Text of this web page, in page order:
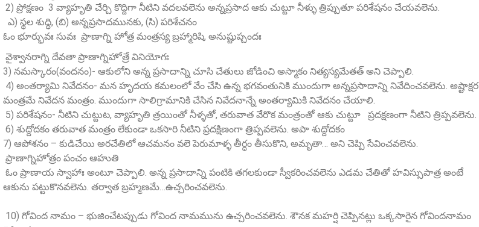
2) ప్రోక్షణం 3 వ్యాహృతి చేర్చి కొద్దిగా నీటిని వదలవలెను అన్నప్రసాద ఆకు చుట్టూ నీళ్ళు త్రిప్పుతూ పరిశేషనం చేయవలెను.
ఎ) స్థల శుద్ధి, (బి) అన్నప్రసాదమునకు, (సి) పరిశేచనం
ఓం భూర్భువః సువః ప్రాణాగ్ని హోత్ర మంత్రస్య బ్రహ్మారిషి, అనుష్టుప్చందః
వైశ్వానరాగ్ని దేవతా ప్రాణాగ్నిహోత్రే వినియోగః
3) నమస్కారం(వందనం)- ఆకులోని అన్న ప్రసాదాన్ని చూసి చేతులు జోడించి అస్మాకం నిత్యస్యమేతత్‌ అని చెప్పాలి.
4) అంతర్యామి నివేదనం- మన హృదయ కమలంలో వేం చేసి ఉన్న భగవంతునికి ముందుగా అన్నప్రసాదాన్ని నివేదించవలెను. అష్టాక్షర
మంత్రమే నివేదన మంత్రం. ముందుగా సాలిగ్రామానికి చేసిన నివేదనాన్నే అంతర్యామికి నివేదనం చేయాలి.
5) పరిశేషనం- నీటిని చుట్టుట, వ్యాహృతి త్రయింతో నీళ్ళతో, తరువాత వేరొక మంత్రంతో ఆకు చుట్టూ ప్రదక్షణంగా నీటిని త్రిప్పవలెను.
6) శుద్దోదకం తరువాత మంత్రం లేకుండా ఒకసారి నీటిని ప్రదక్షిణంగా త్రిప్పవలెను. అపా శుద్దోదకం
7) ఆపోశనం – కుడిచేయి అరచేతిలో ఆచమనం వలె పెరుమాళ్ళ తీర్ధం తీసుకొని, అమృతా… అని చెప్పి సేవించవలెను.
ప్రాణాగ్నిహోత్రం పంచం ఆహుతి
ఓం ప్రాణాయ స్వాహాః అంటూ చెప్పాలి. అన్న ప్రసాదాన్ని పంటికి తగలకుండా స్వీకరించవలెను ఎడమ చేతితో హవిస్సుపాత్ర అంటే
ఆకును పట్టుకొనవలెను. తర్వాత బ్రహ్మణమే…ఉచ్చరించవలెను.
10) గోవింద నామం – భుజించేటప్పుడు గోవింద నామమును ఉచ్చరించవలెను. శౌనక మహర్షి చెప్పినట్లు ఒక్కసారైన గోవిందనామం